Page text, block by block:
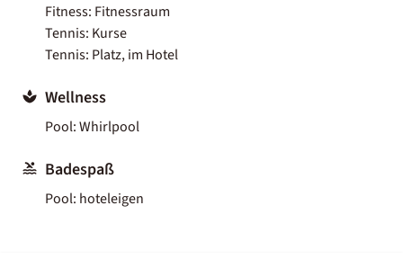
Fitness: Fitnessraum
Tennis: Kurse
Tennis: Platz, im Hotel
Wellness
Pool: Whirlpool
Badespaß
Pool: hoteleigen